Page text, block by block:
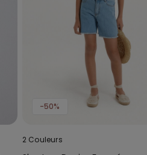
-50%
2 Couleurs